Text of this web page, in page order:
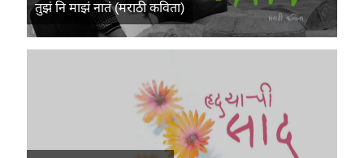
तुझं नि माझं नातं (मराठी कविता)